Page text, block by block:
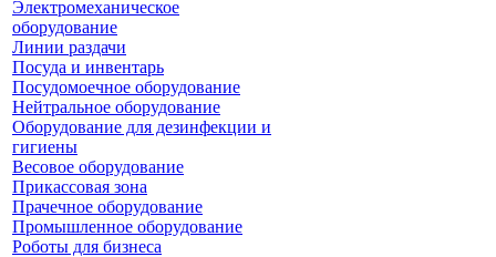
Электромеханическое
оборудование
Линии раздачи
Посуда и инвентарь
Посудомоечное оборудование
Нейтральное оборудование
Оборудование для дезинфекции и
гигиены
Весовое оборудование
Прикассовая зона
Прачечное оборудование
Промышленное оборудование
Роботы для бизнеса